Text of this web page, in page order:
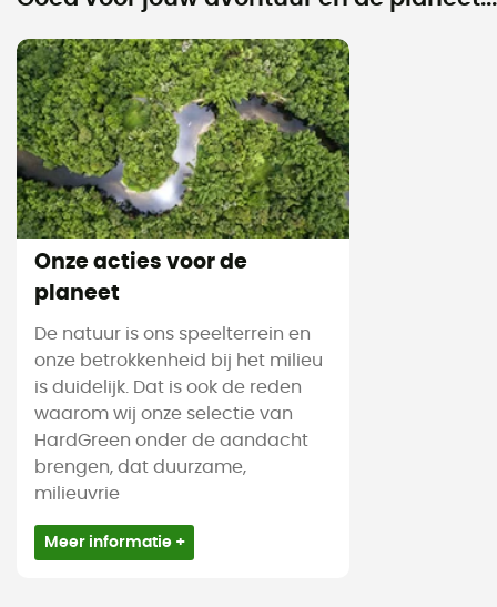
Onze acties voor de
planeet
De natuur is ons speelterrein en
onze betrokkenheid bij het milieu
is duidelijk. Dat is ook de reden
waarom wij onze selectie van
HardGreen onder de aandacht
brengen, dat duurzame,
milieuvrie
Meer informatie +